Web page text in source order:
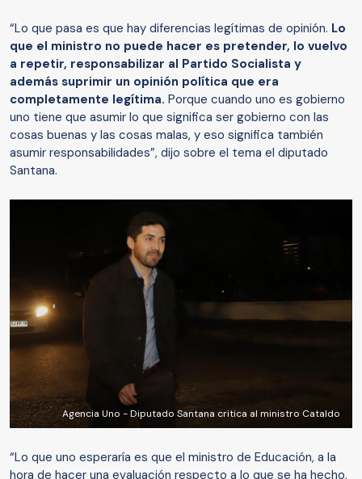
“Lo que pasa es que hay diferencias legítimas de opinión. Lo
que el ministro no puede hacer es pretender, lo vuelvo
a repetir, responsabilizar al Partido Socialista y
además suprimir un opinión política que era
completamente legítima. Porque cuando uno es gobierno
uno tiene que asumir lo que significa ser gobierno con las
cosas buenas y las cosas malas, y eso significa también
asumir responsabilidades”, dijo sobre el tema el diputado
Santana.
Agencia Uno - Diputado Santana critica al ministro Cataldo
“Lo que uno esperaría es que el ministro de Educación, a la
hora de hacer una evaluación respecto a lo que se ha hecho,